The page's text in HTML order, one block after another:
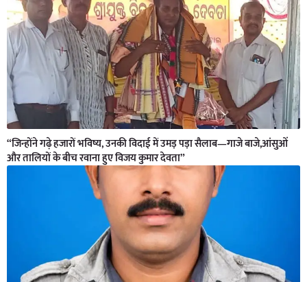
“जिन्होंने गढ़े हजारों भविष्य, उनकी विदाई में उमड़ पड़ा सैलाब—गाजे बाजे,आंसुओं
और तालियों के बीच रवाना हुए विजय कुमार देवता”